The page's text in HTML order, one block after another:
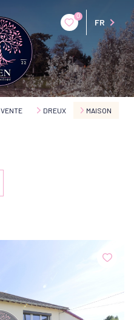
0
FR
VENTE DREUX MAISON